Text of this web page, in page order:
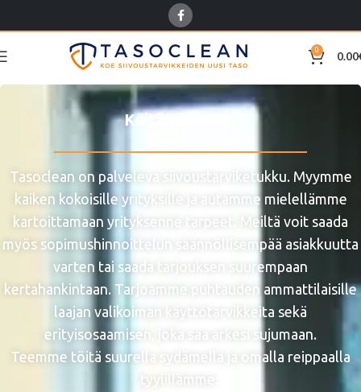
0 0.00
Keitä olemme?
Tasoclean on palveleva siivoustarviketukku. Myymme
kaiken kokoisille yrityksille ja autamme mielellämme
kartoittamaan yrityksenne tarpeet. Meiltä voit saada
myös sopimushinnoittelun säännöllisempää asiakkuutta
varten tai saada tarjouksen suurempaan
kertahankintaan. Tarjoamme puhtauden ammattilaisille
laajan valikoiman käyttötarvikkeita sekä
erityisosaamisen, joka saa arkesi sujumaan.
Teemme töitä suurella sydämellä ja omalla reippaalla
tyylillämme.